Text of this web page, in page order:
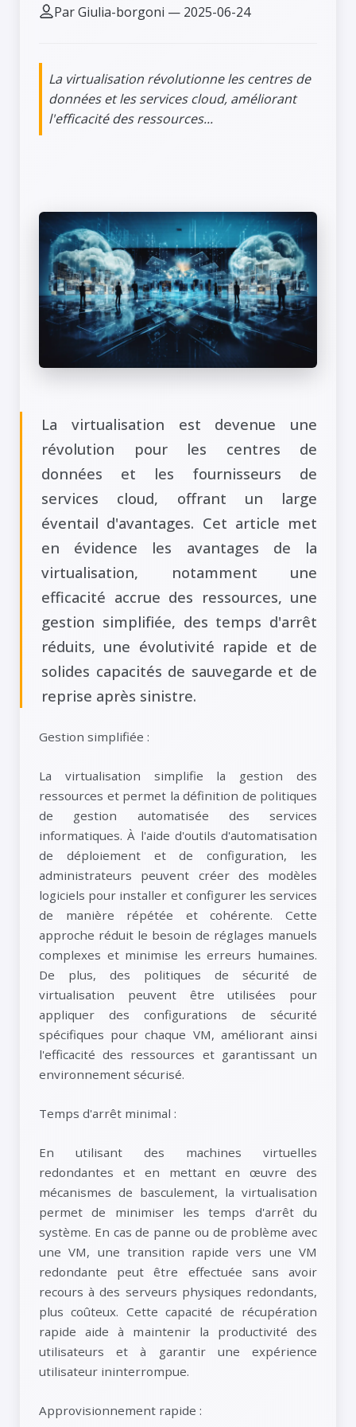
Par Giulia-borgoni — 2025-06-24
La virtualisation révolutionne les centres de
données et les services cloud, améliorant
l'efficacité des ressources...
La virtualisation est devenue une
révolution pour les centres de
données et les fournisseurs de
services cloud, offrant un large
éventail d'avantages. Cet article met
en évidence les avantages de la
virtualisation, notamment une
efficacité accrue des ressources, une
gestion simplifiée, des temps d'arrêt
réduits, une évolutivité rapide et de
solides capacités de sauvegarde et de
reprise après sinistre.
Gestion simplifiée :
La virtualisation simplifie la gestion des
ressources et permet la définition de politiques
de gestion automatisée des services
informatiques. À l'aide d'outils d'automatisation
de déploiement et de configuration, les
administrateurs peuvent créer des modèles
logiciels pour installer et configurer les services
de manière répétée et cohérente. Cette
approche réduit le besoin de réglages manuels
complexes et minimise les erreurs humaines.
De plus, des politiques de sécurité de
virtualisation peuvent être utilisées pour
appliquer des configurations de sécurité
spécifiques pour chaque VM, améliorant ainsi
l'efficacité des ressources et garantissant un
environnement sécurisé.
Temps d'arrêt minimal :
En utilisant des machines virtuelles
redondantes et en mettant en œuvre des
mécanismes de basculement, la virtualisation
permet de minimiser les temps d'arrêt du
système. En cas de panne ou de problème avec
une VM, une transition rapide vers une VM
redondante peut être effectuée sans avoir
recours à des serveurs physiques redondants,
plus coûteux. Cette capacité de récupération
rapide aide à maintenir la productivité des
utilisateurs et à garantir une expérience
utilisateur ininterrompue.
Approvisionnement rapide :